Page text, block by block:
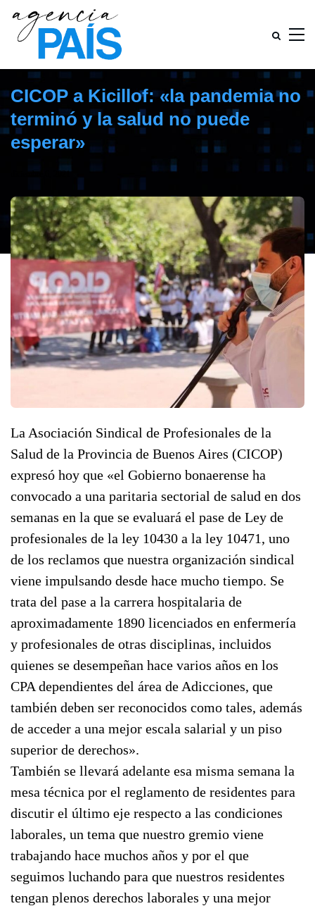
CICOP a Kicillof: «la pandemia no
terminó y la salud no puede
esperar»
diciembre 6, 2021
La Asociación Sindical de Profesionales de la
Salud de la Provincia de Buenos Aires (CICOP)
expresó hoy que «el Gobierno bonaerense ha
convocado a una paritaria sectorial de salud en dos
semanas en la que se evaluará el pase de Ley de
profesionales de la ley 10430 a la ley 10471, uno
de los reclamos que nuestra organización sindical
viene impulsando desde hace mucho tiempo. Se
trata del pase a la carrera hospitalaria de
aproximadamente 1890 licenciados en enfermería
y profesionales de otras disciplinas, incluidos
quienes se desempeñan hace varios años en los
CPA dependientes del área de Adicciones, que
también deben ser reconocidos como tales, además
de acceder a una mejor escala salarial y un piso
superior de derechos».
También se llevará adelante esa misma semana la
mesa técnica por el reglamento de residentes para
discutir el último eje respecto a las condiciones
laborales, un tema que nuestro gremio viene
trabajando hace muchos años y por el que
seguimos luchando para que nuestros residentes
tengan plenos derechos laborales y una mejor